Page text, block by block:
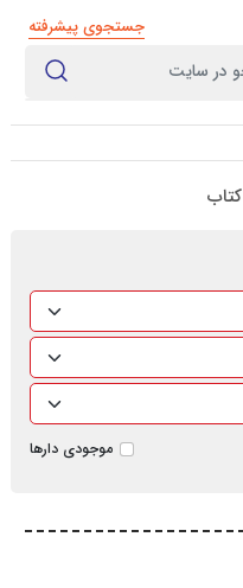
جستجوی پیشرفته
کتاب
موجودی دارها